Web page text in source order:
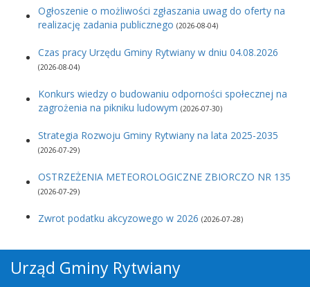
Ogłoszenie o możliwości zgłaszania uwag do oferty na
realizację zadania publicznego (2026-08-04)
Czas pracy Urzędu Gminy Rytwiany w dniu 04.08.2026
(2026-08-04)
Konkurs wiedzy o budowaniu odporności społecznej na
zagrożenia na pikniku ludowym (2026-07-30)
Strategia Rozwoju Gminy Rytwiany na lata 2025-2035
(2026-07-29)
OSTRZEŻENIA METEOROLOGICZNE ZBIORCZO NR 135
(2026-07-29)
Zwrot podatku akcyzowego w 2026 (2026-07-28)
Urząd Gminy Rytwiany